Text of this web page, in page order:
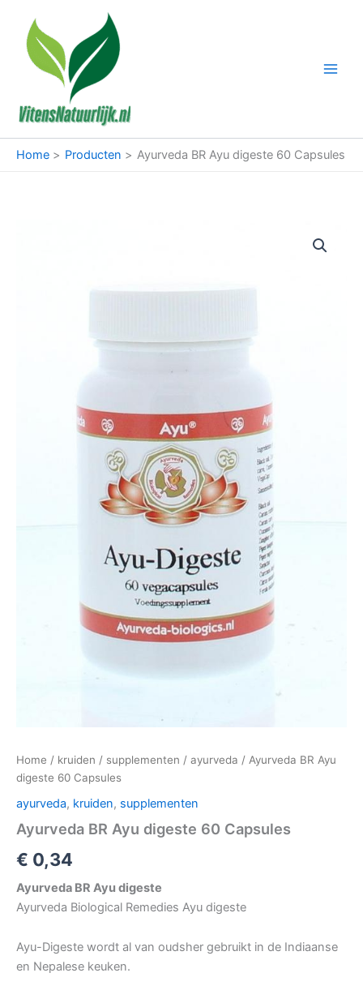
inhoud
Home Producten Ayurveda BR Ayu digeste 60 Capsules
Home / kruiden / supplementen / ayurveda / Ayurveda BR Ayu
digeste 60 Capsules
ayurveda, kruiden, supplementen
Ayurveda BR Ayu digeste 60 Capsules
€ 0,34
Ayurveda BR Ayu digeste
Ayurveda Biological Remedies Ayu digeste
Ayu-Digeste wordt al van oudsher gebruikt in de Indiaanse
en Nepalese keuken.